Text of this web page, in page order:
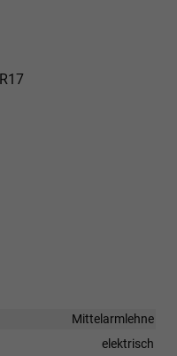
Mittelarmlehne
elektrisch